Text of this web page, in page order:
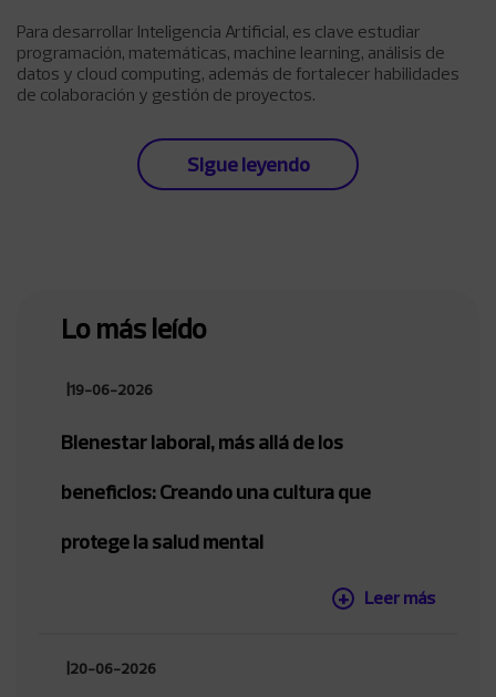
Para desarrollar Inteligencia Artificial, es clave estudiar
programación, matemáticas, machine learning, análisis de
datos y cloud computing, además de fortalecer habilidades
de colaboración y gestión de proyectos.
Sigue leyendo
Lo más leído
|19-06-2026
Bienestar laboral, más allá de los
beneficios: Creando una cultura que
protege la salud mental
Leer más
|20-06-2026